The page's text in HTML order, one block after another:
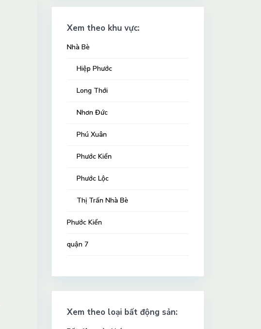
Xem theo khu vực:
Nhà Bè
Hiệp Phước
Long Thới
Nhơn Đức
Phú Xuân
Phước Kiển
Phước Lộc
Thị Trấn Nhà Bè
Phước Kiển
quận 7
Xem theo loại bất động sản: